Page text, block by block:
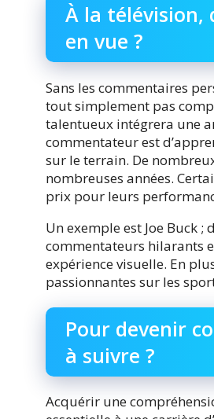
À la télévision,
en vue ?
Sans les commentaires
tout simplement pas
talentueux intégrera une
commentateur est
sur le terrain. De
nombreuses années.
prix pour leurs
Un exemple est Joe Buck ;
commentateurs hilarants
expérience visuelle. En
passionnantes sur les
Pour devenir
à suivre ?
Acquérir une